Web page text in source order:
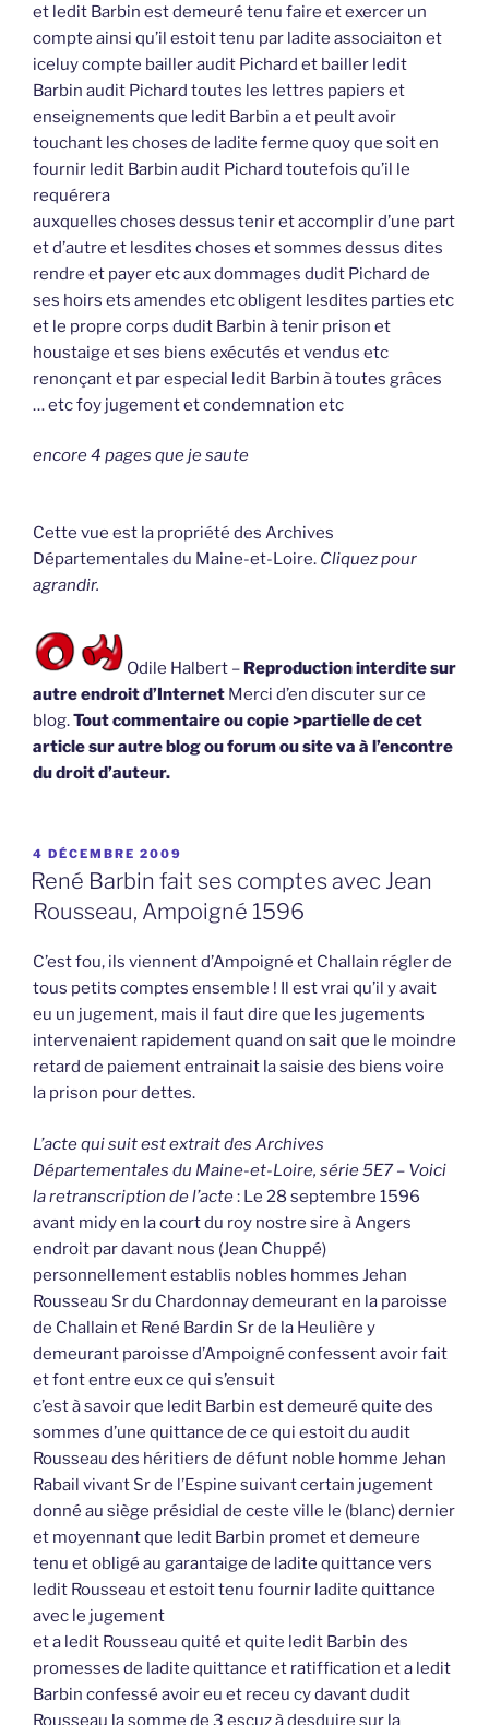
et ledit Barbin est demeuré tenu faire et exercer un
compte ainsi qu’il estoit tenu par ladite associaiton et
iceluy compte bailler audit Pichard et bailler ledit
Barbin audit Pichard toutes les lettres papiers et
enseignements que ledit Barbin a et peult avoir
touchant les choses de ladite ferme quoy que soit en
fournir ledit Barbin audit Pichard toutefois qu’il le
requérera
auxquelles choses dessus tenir et accomplir d’une part
et d’autre et lesdites choses et sommes dessus dites
rendre et payer etc aux dommages dudit Pichard de
ses hoirs ets amendes etc obligent lesdites parties etc
et le propre corps dudit Barbin à tenir prison et
houstaige et ses biens exécutés et vendus etc
renonçant et par especial ledit Barbin à toutes grâces
… etc foy jugement et condemnation etc
encore 4 pages que je saute
Cette vue est la propriété des Archives
Départementales du Maine-et-Loire. Cliquez pour
agrandir.
Odile Halbert – Reproduction interdite sur
autre endroit d’Internet Merci d’en discuter sur ce
blog.Tout commentaire ou copie >partielle de cet
article sur autre blog ou forum ou site va à l’encontre
du droit d’auteur.
PUBLIÉ
LE
4 DÉCEMBRE 2009
René Barbin fait ses comptes avec Jean
Rousseau, Ampoigné 1596
C’est fou, ils viennent d’Ampoigné et Challain régler de
tous petits comptes ensemble ! Il est vrai qu’il y avait
eu un jugement, mais il faut dire que les jugements
intervenaient rapidement quand on sait que le moindre
retard de paiement entrainait la saisie des biens voire
la prison pour dettes.
L’acte qui suit est extrait des Archives
Départementales du Maine-et-Loire, série 5E7 – Voici
la retranscription de l’acte: Le 28 septembre 1596
avant midy en la court du roy nostre sire à Angers
endroit par davant nous (Jean Chuppé)
personnellement establis nobles hommes Jehan
Rousseau Sr du Chardonnay demeurant en la paroisse
de Challain et René Bardin Sr de la Heulière y
demeurant paroisse d’Ampoigné confessent avoir fait
et font entre eux ce qui s’ensuit
c’est à savoir que ledit Barbin est demeuré quite des
sommes d’une quittance de ce qui estoit du audit
Rousseau des héritiers de défunt noble homme Jehan
Rabail vivant Sr de l’Espine suivant certain jugement
donné au siège présidial de ceste ville le (blanc) dernier
et moyennant que ledit Barbin promet et demeure
tenu et obligé au garantaige de ladite quittance vers
ledit Rousseau et estoit tenu fournir ladite quittance
avec le jugement
et a ledit Rousseau quité et quite ledit Barbin des
promesses de ladite quittance et ratiffication et a ledit
Barbin confessé avoir eu et receu cy davant dudit
Rousseau la somme de 3 escuz à desduire sur la